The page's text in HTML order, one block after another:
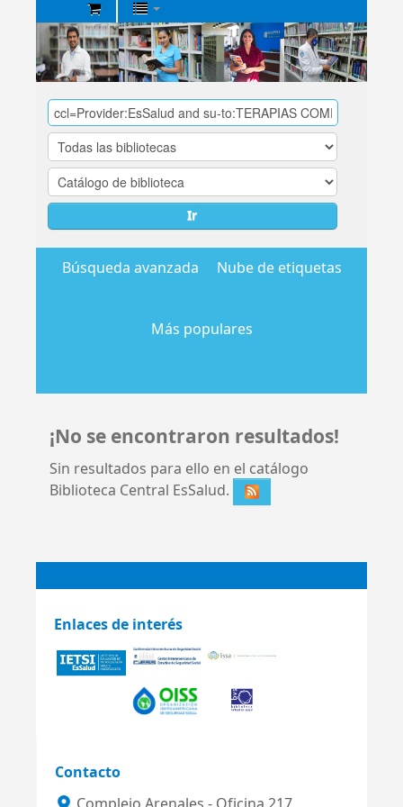
Biblioteca
Central
EsSalud
Ir
Búsqueda avanzada Nube de etiquetas
Más populares
¡No se encontraron resultados!
Sin resultados para ello en el catálogo
Biblioteca Central EsSalud.
Enlaces de interés
Contacto